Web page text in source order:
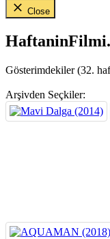
Close
Gösterimdekiler (32.
Arşivden Seçkiler: